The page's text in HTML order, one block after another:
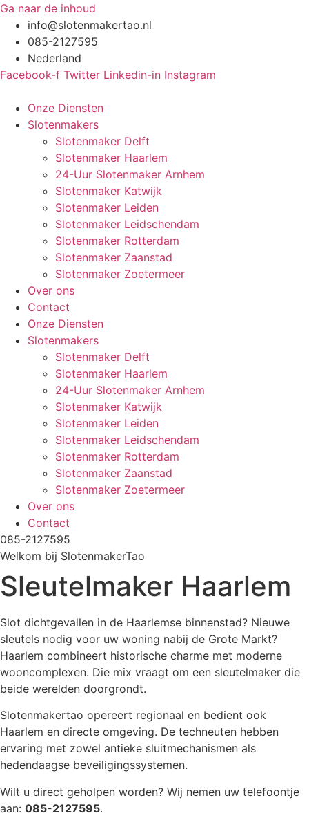
Ga naar de inhoud
info@slotenmakertao.nl
085-2127595
Nederland
Facebook-f Twitter Linkedin-in Instagram
Onze Diensten
Slotenmakers
Slotenmaker Delft
Slotenmaker Haarlem
24-Uur Slotenmaker Arnhem
Slotenmaker Katwijk
Slotenmaker Leiden
Slotenmaker Leidschendam
Slotenmaker Rotterdam
Slotenmaker Zaanstad
Slotenmaker Zoetermeer
Over ons
Contact
Onze Diensten
Slotenmakers
Slotenmaker Delft
Slotenmaker Haarlem
24-Uur Slotenmaker Arnhem
Slotenmaker Katwijk
Slotenmaker Leiden
Slotenmaker Leidschendam
Slotenmaker Rotterdam
Slotenmaker Zaanstad
Slotenmaker Zoetermeer
Over ons
Contact
085-2127595
Welkom bij SlotenmakerTao
Sleutelmaker Haarlem
Slot dichtgevallen in de Haarlemse binnenstad? Nieuwe
sleutels nodig voor uw woning nabij de Grote Markt?
Haarlem combineert historische charme met moderne
wooncomplexen. Die mix vraagt om een sleutelmaker die
beide werelden doorgrondt.
Slotenmakertao opereert regionaal en bedient ook
Haarlem en directe omgeving. De techneuten hebben
ervaring met zowel antieke sluitmechanismen als
hedendaagse beveiligingssystemen.
Wilt u direct geholpen worden? Wij nemen uw telefoontje
aan: 085-2127595.